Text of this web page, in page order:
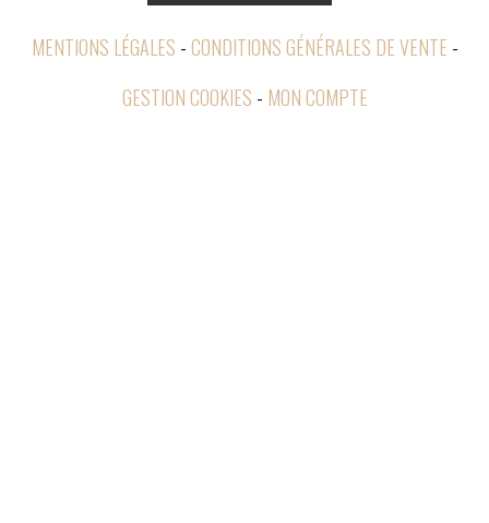
MENTIONS LÉGALES CONDITIONS GÉNÉRALES DE VENTE
GESTION COOKIES
MON COMPTE